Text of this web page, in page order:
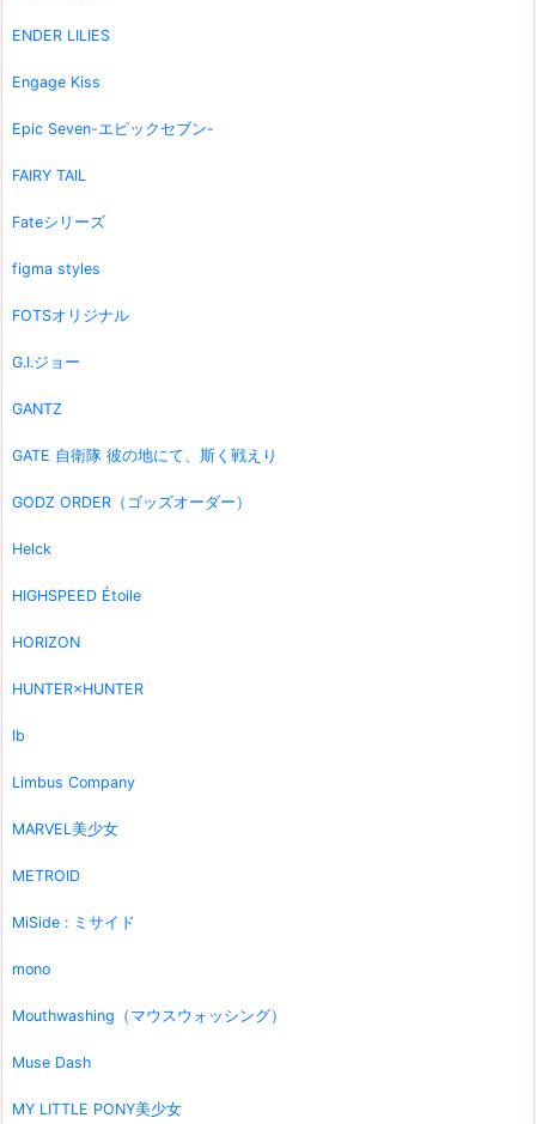
ENDER LILIES
Engage Kiss
Epic Seven-エピックセブン-
FAIRY TAIL
Fateシリーズ
figma styles
FOTSオリジナル
G.I.ジョー
GANTZ
GATE 自衛隊 彼の地にて、斯く戦えり
GODZ ORDER（ゴッズオーダー）
Helck
HIGHSPEED Étoile
HORIZON
HUNTER×HUNTER
Ib
Limbus Company
MARVEL美少女
METROID
MiSide : ミサイド
mono
Mouthwashing（マウスウォッシング）
Muse Dash
MY LITTLE PONY美少女